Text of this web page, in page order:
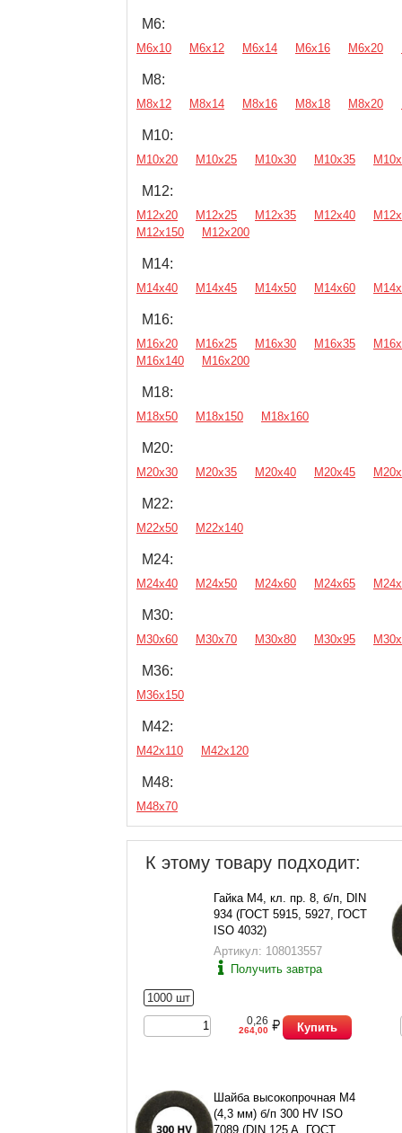
М6:
М6х10 М6х12 М6х14 М6х16 М6х20
М8:
М8х12 М8х14 М8х16 М8х18 М8х20
М10:
М10х20 М10х25 М10х30 М10х35
М12:
М12х20 М12х25 М12х35 М12х40
М12х150
М12х200
М14:
М14х40 М14х45 М14х50 М14х60
М16:
М16х20 М16х25 М16х30 М16х35
М16х140
М16х200
М18:
М18х50 М18х150 М18х160
М20:
М20х30 М20х35 М20х40 М20х45
М22:
М22х50 М22х140
М24:
М24х40 М24х50 М24х60 М24х65
М30:
М30х60 М30х70 М30х80 М30х95
М36:
М36х150
М42:
М42х110 М42х120
М48:
М48х70
К этому товару подходит:
Гайка М4, кл. пр. 8, б/п, DIN
934 (ГОСТ 5915, 5927, ГОСТ
ISO 4032)
Артикул: 108013557
Получить завтра
1000 шт
0,26
264,00 Купить
Шайба высокопрочная М4
(4,3 мм) б/п 300 HV ISO
7089 (DIN 125 A, ГОСТ